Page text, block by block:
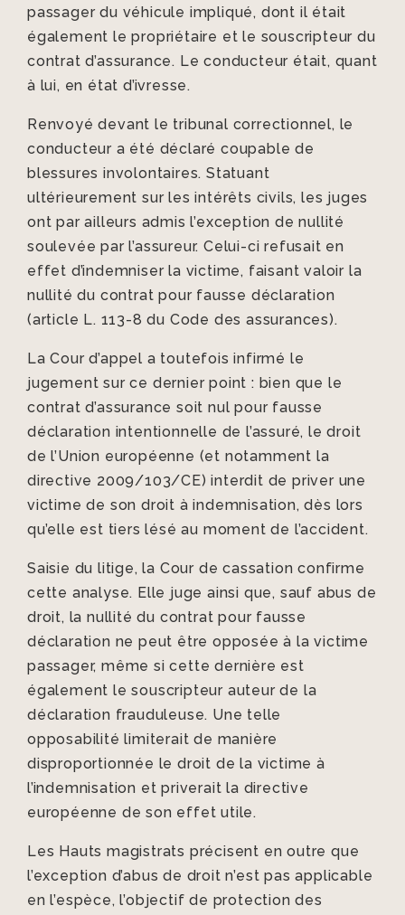
passager du véhicule impliqué, dont il était
également le propriétaire et le souscripteur du
contrat d’assurance. Le conducteur était, quant
à lui, en état d’ivresse.
Renvoyé devant le tribunal correctionnel, le
conducteur a été déclaré coupable de
blessures involontaires. Statuant
ultérieurement sur les intérêts civils, les juges
ont par ailleurs admis l’exception de nullité
soulevée par l’assureur. Celui-ci refusait en
effet d’indemniser la victime, faisant valoir la
nullité du contrat pour fausse déclaration
(article L. 113-8 du Code des assurances).
La Cour d’appel a toutefois infirmé le
jugement sur ce dernier point : bien que le
contrat d’assurance soit nul pour fausse
déclaration intentionnelle de l’assuré, le droit
de l’Union européenne (et notamment la
directive 2009/103/CE) interdit de priver une
victime de son droit à indemnisation, dès lors
qu’elle est tiers lésé au moment de l’accident.
Saisie du litige, la Cour de cassation confirme
cette analyse. Elle juge ainsi que, sauf abus de
droit, la nullité du contrat pour fausse
déclaration ne peut être opposée à la victime
passager, même si cette dernière est
également le souscripteur auteur de la
déclaration frauduleuse. Une telle
opposabilité limiterait de manière
disproportionnée le droit de la victime à
l’indemnisation et priverait la directive
européenne de son effet utile.
Les Hauts magistrats précisent en outre que
l’exception d’abus de droit n’est pas applicable
en l’espèce, l’objectif de protection des